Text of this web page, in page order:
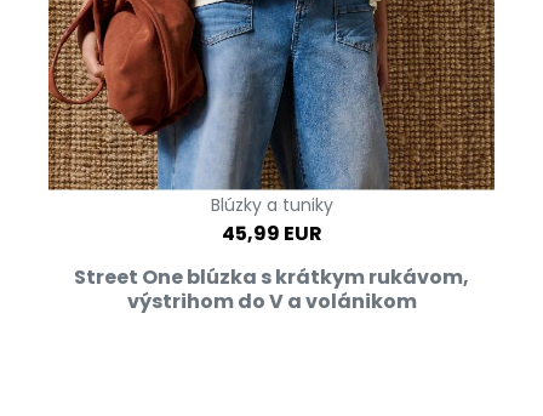
Blúzky a tuniky
45,99 EUR
Street One blúzka s krátkym rukávom,
výstrihom do V a volánikom